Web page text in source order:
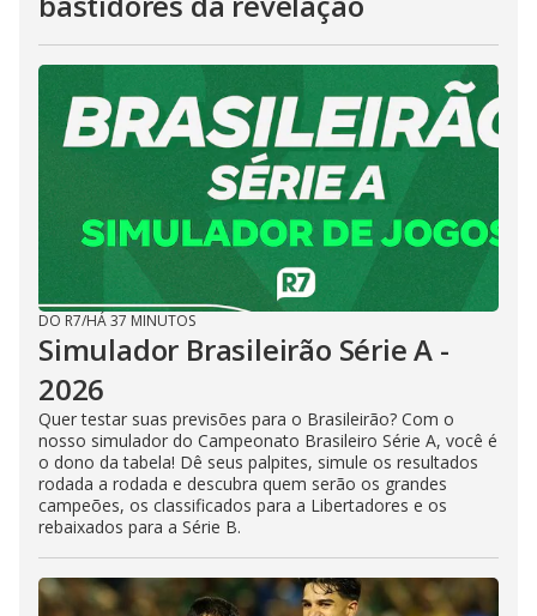
DO R7/HÁ 37 MINUTOS
Simulador Brasileirão Série A -
2026
Quer testar suas previsões para o Brasileirão? Com o
nosso simulador do Campeonato Brasileiro Série A, você é
o dono da tabela! Dê seus palpites, simule os resultados
rodada a rodada e descubra quem serão os grandes
campeões, os classificados para a Libertadores e os
rebaixados para a Série B.